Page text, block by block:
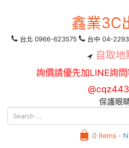
鑫業3C
台北 0966-623575 台中 04-
自取地
詢價請優先加LINE詢
保護眼
0 items -